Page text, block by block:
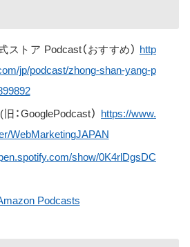
ストア Podcast（おすすめ） http
jp/podcast/zhong-shan-yang-p
：GooglePodcast） https://www.
WebMarketingJAPAN
show/0K4rlDgsDC
Podcasts